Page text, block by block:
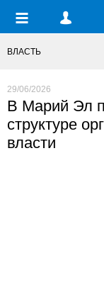
ВЛАСТЬ
29/06/2026
В Марий Эл
структуре
власти